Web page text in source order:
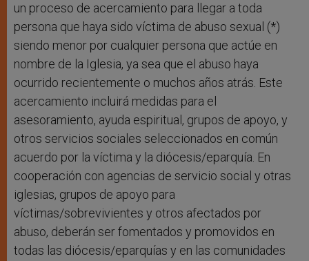
un proceso de acercamiento para llegar a toda
persona que haya sido víctima de abuso sexual (*)
siendo menor por cualquier persona que actúe en
nombre de la Iglesia, ya sea que el abuso haya
ocurrido recientemente o muchos años atrás. Este
acercamiento incluirá medidas para el
asesoramiento, ayuda espiritual, grupos de apoyo, y
otros servicios sociales seleccionados en común
acuerdo por la víctima y la diócesis/eparquía. En
cooperación con agencias de servicio social y otras
iglesias, grupos de apoyo para
víctimas/sobrevivientes y otros afectados por
abuso, deberán ser fomentados y promovidos en
todas las diócesis/eparquías y en las comunidades